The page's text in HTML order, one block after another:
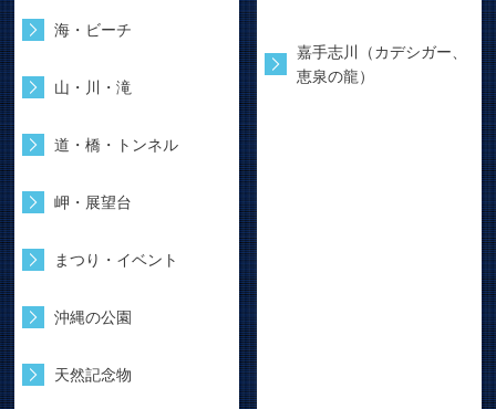
海・ビーチ
山・川・滝
道・橋・トンネル
岬・展望台
まつり・イベント
沖縄の公園
天然記念物
嘉手志川（カデシガー、
恵泉の龍）